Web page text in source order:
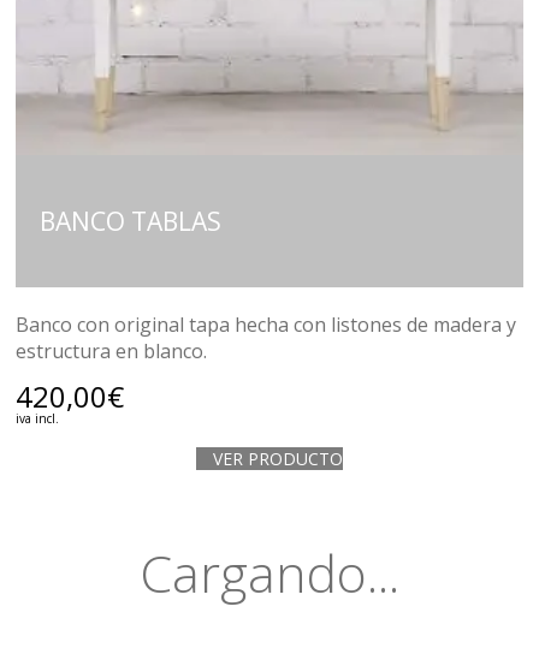
BANCO TABLAS
Banco con original tapa hecha con listones de madera y
estructura en blanco.
420,00€
iva incl.
VER PRODUCTO
Cargando...